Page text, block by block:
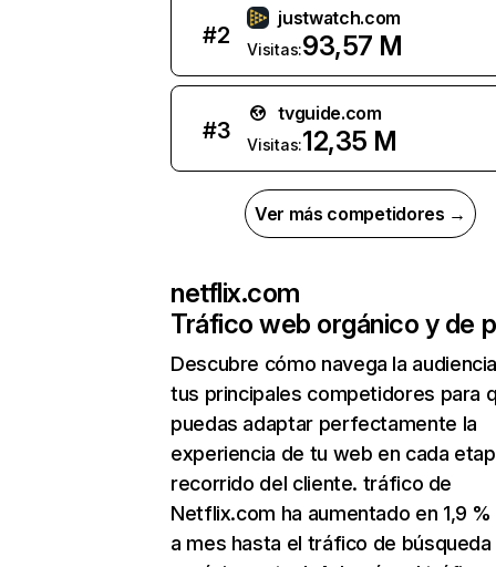
#2
justwatch.com
Visitas:93,57 M
#3
tvguide.com
Visitas:12,35 M
Ver más competidores →
netflix.com
Tráfico web orgánico y de
Descubre cómo navega la
tus principales competidores para
puedas adaptar perfectamente la
experiencia de tu web en cada
recorrido del cliente. tráfico de
Netflix.com ha aumentado en 1,9
a mes hasta el tráfico de búsqueda